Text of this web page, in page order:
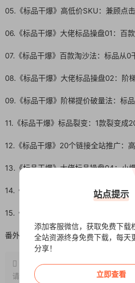
05.《标品干爆》高低价SKU：兼顾点
06.《标品干爆》大佬标品操盘01：百
07.《标品干爆》百款淘沙法：标品从0
08.《标品干爆》大佬标品操盘02：阶
09.《标品干爆》阶梯提价破量法：标
11.《标品干爆》标品裂变：1款裂变成
12.《标品干爆》20个链接全站推广：
13.《标品干爆》大佬标品操盘04：小
14.《标品干爆》层次逐级优化：7天打
15.《标品干爆》4套标品从0到爆的合
番外篇：拼多多直通车终极推广.mp4
原文链接：http://
请注明出处~~~
站点提示
添加客服微信，获取免费下载
全站资源终身免费下载，每天
分享！
立即查看